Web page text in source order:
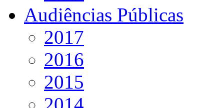
Audiências Públicas
2017
2016
2015